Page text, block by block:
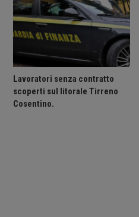
Lavoratori senza contratto
scoperti sul litorale Tirreno
Cosentino.